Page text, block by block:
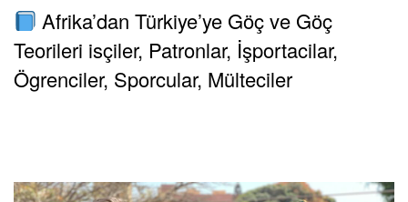
Afrika’dan Türkiye’ye Göç ve Göç
Teorileri isçiler, Patronlar, İşportacilar,
Ögrenciler, Sporcular, Mülteciler